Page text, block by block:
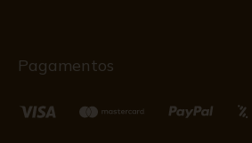
Pagamentos